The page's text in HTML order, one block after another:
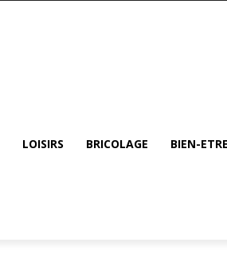
LOISIRS BRICOLAGE BIEN-ETRE